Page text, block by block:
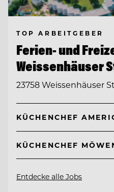
TOP ARBEITGEBER
Ferien- und
Weissenhäuser
23758 Weissenhäuser
KÜCHENCHEF
KÜCHENCHEF
Entdecke alle Jobs